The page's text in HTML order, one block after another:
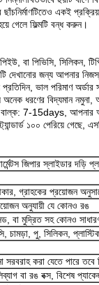
ছাঁচনির্মাণটিতেও একই
গেলে ফিল্মটি বন্ধ করুন।
বা পিভিসি, সিলিকন,
দেখানোর জন্য আপনার
ভাল পরিমাণ অর্ডার
অনেক ধরণের বিদ্যমান
7-15days, আপনার
১০০ পেরিয়ে গেছে,
জিপার স্লাইডার দড়ি
গ্রাহকের প্রয়োজন
অনুযায়ী যে কোনও রঙ
বা মুদ্রিত সহ কোনও
চামড়া, পু, সিলিকন,
সরবরাহ করা যেতে পারে
বা রঙ বক্স, বিশেষ